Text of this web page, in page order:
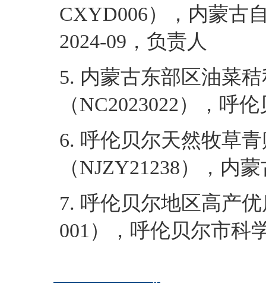
CXYD006），内蒙古
2024-09，负责人
5. 内蒙古东部区油菜
（NC2023022），呼
6. 呼伦贝尔天然牧草
（NJZY21238），内
7. 呼伦贝尔地区高产
001），呼伦贝尔市科